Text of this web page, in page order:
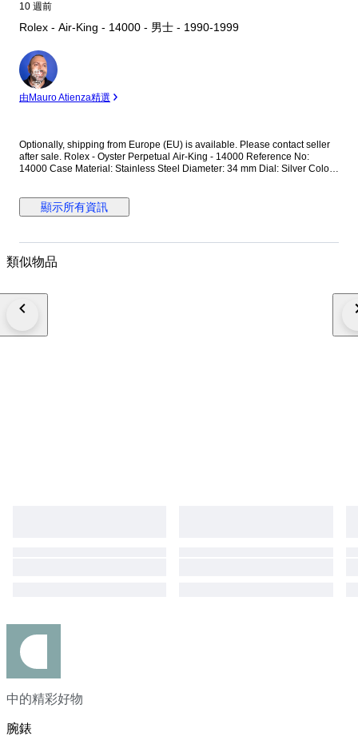
10 週前
Rolex - Air-King - 14000 - 男士 - 1990-1999
專
家
由Mauro Atienza精選
Optionally, shipping from Europe (EU) is available. Please contact seller
after sale. Rolex - Oyster Perpetual Air-King - 14000 Reference No:
14000 Case Material: Stainless Steel Diameter: 34 mm Dial: Silver Colour
wrist approximately Clasp: Hidden Deployment Case Back: Solid
Condition: Worn & Very good condition Movement: Automatic Functions:
appears in the photos is my shooting platform.) **I will use FedEX / Ups
as possible (takes usually 3-5 days *we don't guarantee water resistance
顯示所有資訊
類似物品
中的精彩好物
腕錶